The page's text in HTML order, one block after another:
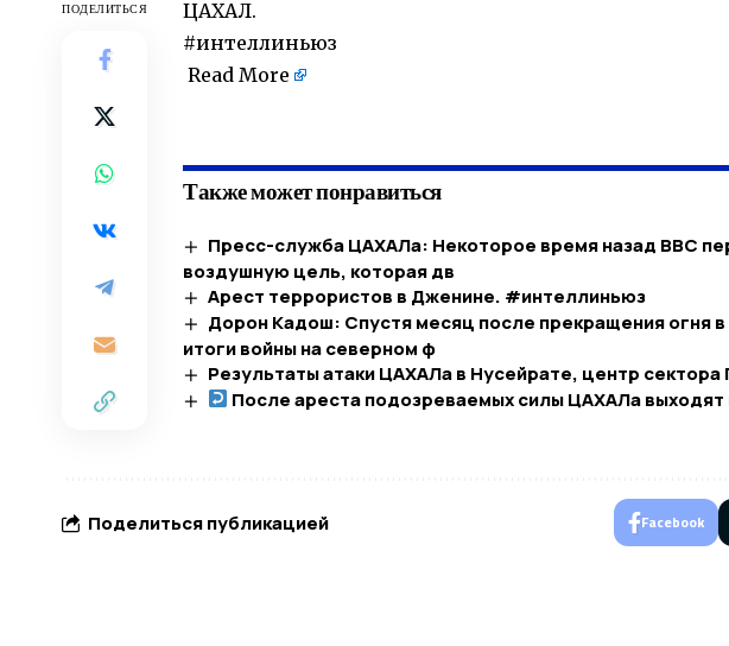
ПОДЕЛИТЬСЯ
ЦАХАЛ.
#интеллиньюз
Read More
Также может понравиться
Пресс-служба ЦАХАЛа: Некоторое время назад ВВС
воздушную цель, которая дв
Арест террористов в Дженине. #интеллиньюз
Дорон Кадош: Спустя месяц после прекращения огня
итоги войны на северном ф
Результаты атаки ЦАХАЛа в Нусейрате, центр
После ареста подозреваемых силы ЦАХАЛа
Поделиться публикацией Facebook